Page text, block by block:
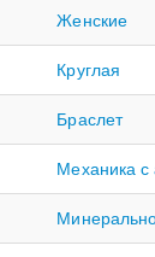
Женские
Круглая
Браслет
Механика с